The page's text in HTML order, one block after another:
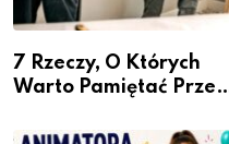
7 Rzeczy, O Których
Warto Pamiętać Przed